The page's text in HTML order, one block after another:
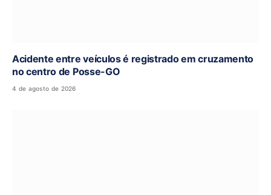
Acidente entre veículos é registrado em cruzamento
no centro de Posse-GO
4 de agosto de 2026